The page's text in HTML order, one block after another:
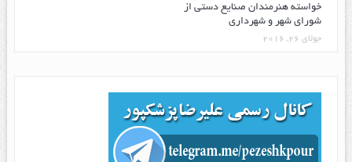
خواسته هنرمندان صنایع دستی از
شورای شهر و شهرداری
جولای 26, 2016